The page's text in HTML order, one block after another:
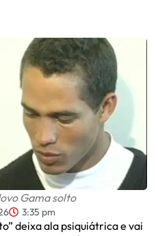
Gama solto
3:35 pm
deixa ala psiquiátrica e vai